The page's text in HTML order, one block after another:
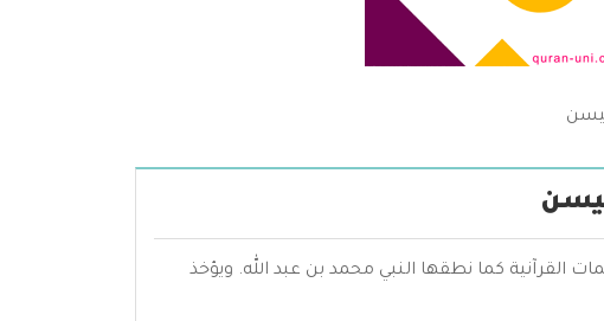
القرآنية كما نطقها النبي محمد بن عبد الله. ويؤخذ